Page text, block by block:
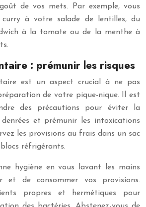
de vos mets. Par exemple, vous
à votre salade de lentilles, du
à la tomate ou de la menthe à
: prémunir les risques
est un aspect crucial à ne pas
de votre pique-nique. Il est
des précautions pour éviter la
et prémunir les intoxications
les provisions au frais dans un sac
réfrigérants.
hygiène en vous lavant les mains
et de consommer vos provisions.
propres et hermétiques pour